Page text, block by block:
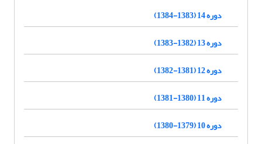
دوره 14 (1383-1384)
دوره 13 (1382-1383)
دوره 12 (1381-1382)
دوره 11 (1380-1381)
دوره 10 (1379-1380)